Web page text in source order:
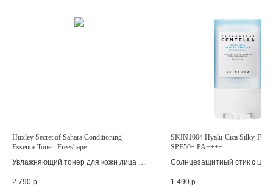
Huxley Secret of Sahara Conditioning
Essence Toner: Freeshape
Увлажняющий тонер для кожи лица с
2 790 р.
SKIN1004 Hyalu-Cica Silky-Fit
SPF50+ PA++++
Солнцезащитный стик с
1 490 р.